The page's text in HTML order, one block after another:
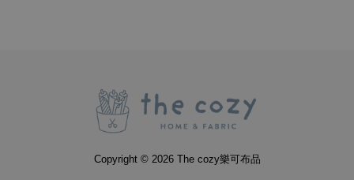
Copyright © 2026 The cozy樂可布品